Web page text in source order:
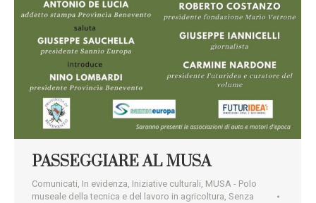
PASSEGGIARE AL MUSA
Comunicati, In evidenza, Iniziative culturali, MUSA - Polo
museale della tecnica e del lavoro in agricoltura, Senza